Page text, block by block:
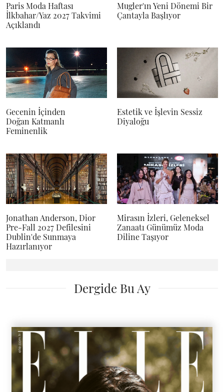
Paris Moda Haftası
İlkbahar/Yaz 2027 Takvimi
Açıklandı
Mugler'ın Yeni Dönemi Bir
Çantayla Başlıyor
Gecenin İçinden
Doğan Katmanlı
Feminenlik
Estetik ve İşlevin Sessiz
Diyaloğu
Jonathan Anderson, Dior
Pre-Fall 2027 Defilesini
Dublin'de Sunmaya
Hazırlanıyor
Mirasın İzleri, Geleneksel
Zanaatı Günümüz Moda
Diline Taşıyor
Dergide Bu Ay